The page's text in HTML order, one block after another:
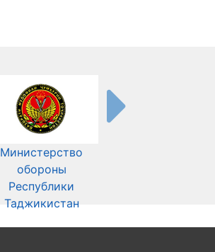
Министерство
обороны
Республики
Таджикистан